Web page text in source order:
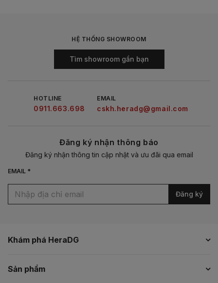
Khám phá HeraDG
Sản phẩm
HỆ THỐNG SHOWROOM
Tìm showroom gần bạn
HOTLINE
0911.663.698
EMAIL
cskh.heradg@gmail.com
Đăng ký nhận thông báo
Đăng ký nhận thông tin cập nhật và ưu đãi qua email
EMAIL *
Đăng ký